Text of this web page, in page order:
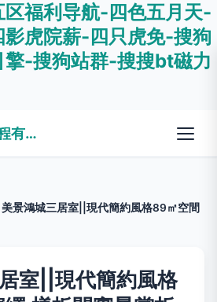
区福利导航-四色五月天-
影虎院薪-四只虎免-搜狗
-搜狗站群-搜搜bt磁力
鐘祥市景鴻裝飾工程有限公司
美景鴻城三居室||現代簡約風格89㎡空間
室||現代簡約風格